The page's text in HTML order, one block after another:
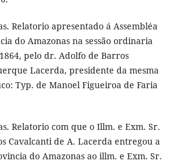
Relatorio apresentado á Assembléa
do Amazonas na sessão ordinaria
pelo dr. Adolfo de Barros
Lacerda, presidente da mesma
Typ. de Manoel Figueiroa de Faria
Relatorio com que o Illm. e Exm. Sr.
Cavalcanti de A. Lacerda entregou a
do Amazonas ao illm. e Exm. Sr.